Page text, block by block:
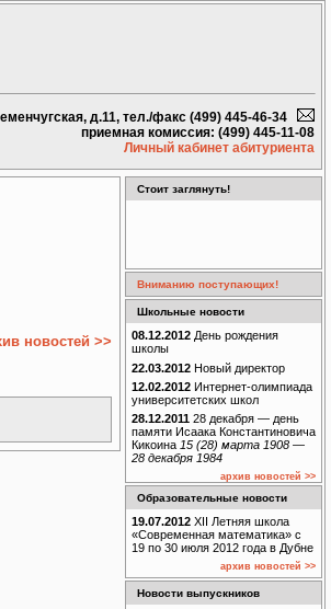
д.11, тел./факс (499) 445-46-34
приемная комиссия: (499) 445-11-08
Личный кабинет абитуриента
новостей >>
Стоит заглянуть!
Вниманию поступающих!
Школьные новости
08.12.2012 День рождения
школы
22.03.2012 Новый директор
12.02.2012 Интернет-олимпиада
университетских школ
28.12.2011 28 декабря — день
памяти Исаака Константиновича
Кикоина 15 (28) марта 1908 —
28 декабря 1984
архив новостей >>
Образовательные новости
19.07.2012 XII Летняя школа
«Современная математика» с
19 по 30 июля 2012 года в Дубне
архив новостей >>
Новости выпускников